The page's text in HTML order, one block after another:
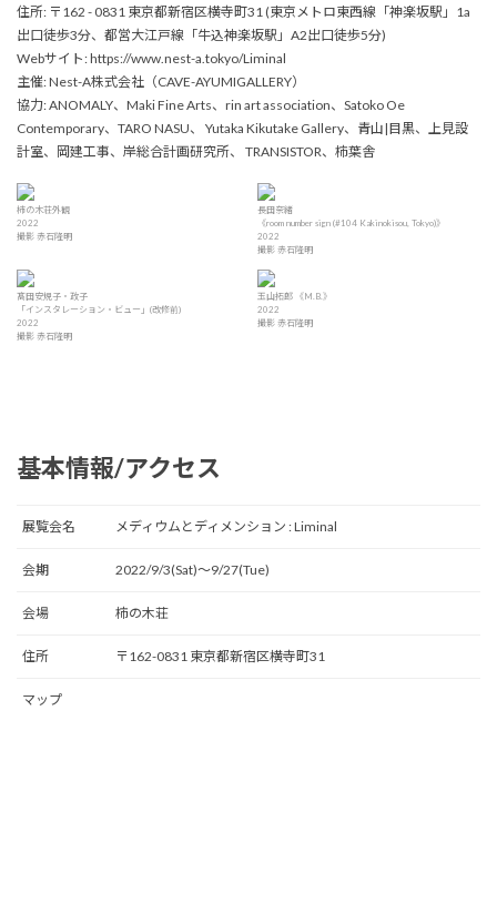
住所: 〒162 - 0831 東京都新宿区横寺町31 (東京メトロ東西線「神楽坂駅」1a
出口徒歩3分、都営大江戸線「牛込神楽坂駅」A2出口徒歩5分)
Webサイト: https://www.nest-a.tokyo/Liminal
主催: Nest-A株式会社（CAVE-AYUMIGALLERY）
協力: ANOMALY、Maki Fine Arts、rin art association、Satoko Oe
Contemporary、TARO NASU、 Yutaka Kikutake Gallery、青山|目黒、上見設
計室、岡建工事、岸総合計画研究所、 TRANSISTOR、柿葉舎
柿の木荘外観
2022
撮影 赤石隆明
長田奈緒
《room number sign (#104 Kakinokisou, Tokyo)》
2022
撮影 赤石隆明
髙田安規子・政子
「インスタレーション・ビュー」(改修前)
2022
撮影 赤石隆明
玉山拓郎 《M.B.》
2022
撮影 赤石隆明
基本情報/アクセス
展覧会名 メディウムとディメンション : Liminal
会期 2022/9/3(Sat)〜9/27(Tue)
会場 柿の木荘
住所 〒162-0831 東京都新宿区横寺町31
マップ